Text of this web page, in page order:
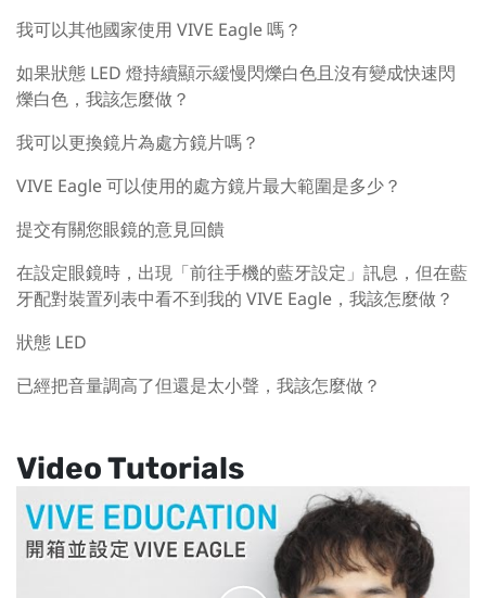
我可以其他國家使用 VIVE Eagle 嗎？
如果狀態 LED 燈持續顯示緩慢閃爍白色且沒有變成快速閃
爍白色，我該怎麼做？
我可以更換鏡片為處方鏡片嗎？
VIVE Eagle 可以使用的處方鏡片最大範圍是多少？
提交有關您眼鏡的意見回饋
在設定眼鏡時，出現「前往手機的藍牙設定」訊息，但在藍
牙配對裝置列表中看不到我的 VIVE Eagle，我該怎麼做？
狀態 LED
已經把音量調高了但還是太小聲，我該怎麼做？
Video Tutorials